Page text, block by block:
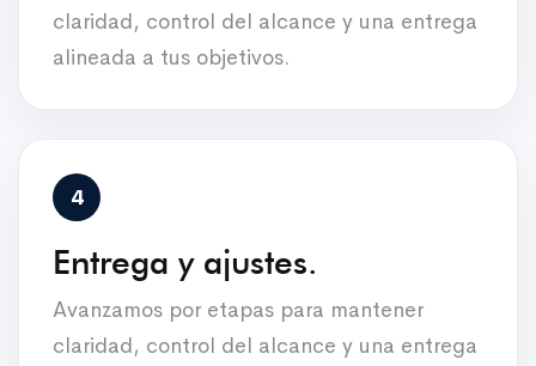
claridad, control del alcance y una entrega
alineada a tus objetivos.
Entrega y ajustes.
Avanzamos por etapas para mantener
claridad, control del alcance y una entrega